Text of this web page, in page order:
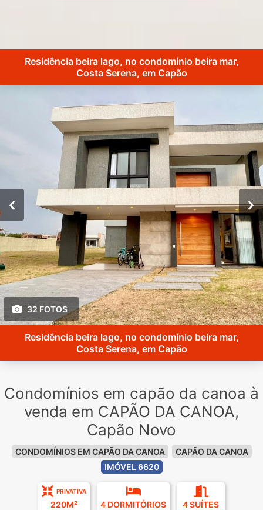
Residência beira lago, no condomínio beira mar,
Costa Serena, em Capão
32 FOTOS
Residência beira lago, no condomínio beira mar,
Costa Serena, em Capão
Condomínios em capão da canoa à
venda em CAPÃO DA CANOA,
Capão Novo
CONDOMÍNIOS EM CAPÃO DA CANOA
CAPÃO DA CANOA
IMÓVEL 6620
PRIVATIVA
220M² 4 DORMITÓRIOS 4 SUÍTES